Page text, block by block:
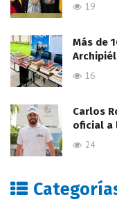
19
Más de
16
Carlos
oficial a
24